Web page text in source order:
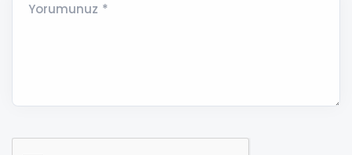
Yorumunuz *